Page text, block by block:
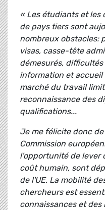
« Les étudiants et les
de pays tiers sont
nombreux obstacles:
visas, casse-tête
démesurés,
information et
marché du travail
reconnaissance des
qualifications...
Je me félicite donc
Commission
l'opportunité de lever
coût humain, sont
de l'UE. La mobilité
chercheurs est
connaissances et des